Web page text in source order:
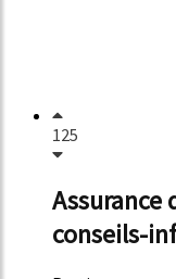
125
Assurance
conseils-